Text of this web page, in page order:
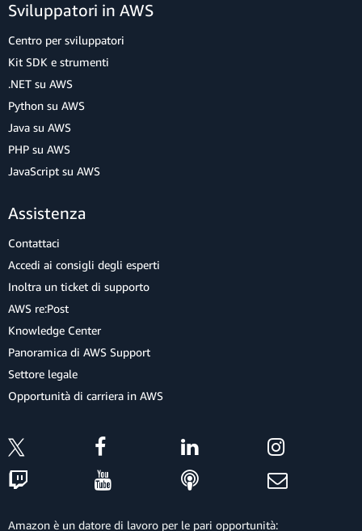
Sviluppatori in AWS
Centro per sviluppatori
Kit SDK e strumenti
.NET su AWS
Python su AWS
Java su AWS
PHP su AWS
JavaScript su AWS
Assistenza
Contattaci
Accedi ai consigli degli esperti
Inoltra un ticket di supporto
AWS re:Post
Knowledge Center
Panoramica di AWS Support
Settore legale
Opportunità di carriera in AWS
Amazon è un datore di lavoro per le pari opportunità: